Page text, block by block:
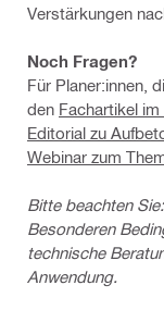
Verstärkungen
Noch Fragen?
Für Planer:innen,
den Fachartikel
Editorial zu
Webinar zum
Bitte beachten
Besonderen
technische
Anwendung.